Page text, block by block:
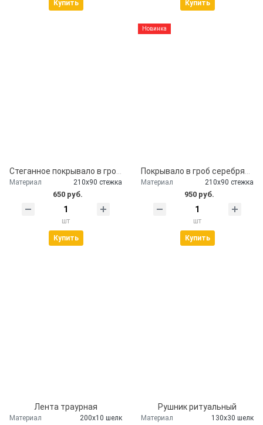
Купить Купить
Стеганное покрывало в гроб церковь
Материал 210х90 стежка
650 руб.
шт
Купить
Новинка
Покрывало в гроб серебряное
Материал 210х90 стежка
950 руб.
шт
Купить
Лента траурная
Материал 200х10 шелк
Рушник ритуальный
Материал 130х30 шелк